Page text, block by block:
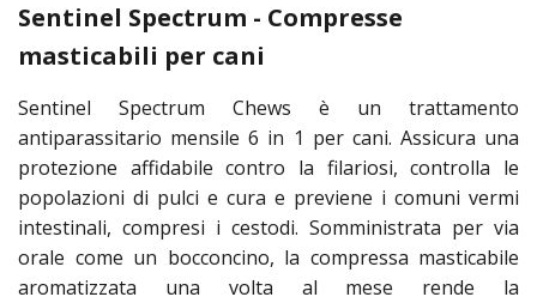
Sentinel Spectrum - Compresse
masticabili per cani
Sentinel Spectrum Chews è un trattamento
antiparassitario mensile 6 in 1 per cani. Assicura una
protezione affidabile contro la filariosi, controlla le
popolazioni di pulci e cura e previene i comuni vermi
intestinali, compresi i cestodi. Somministrata per via
orale come un bocconcino, la compressa masticabile
aromatizzata una volta al mese rende la